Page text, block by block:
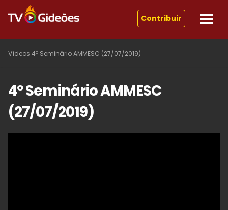
Contribuir
Vídeos 4º Seminário AMMESC (27/07/2019)
4º Seminário AMMESC
(27/07/2019)